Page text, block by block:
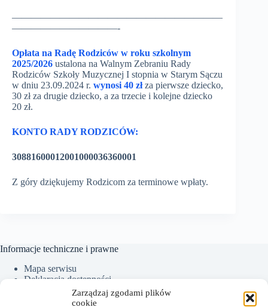
Zarządzaj zgodami plików
cookie
——————————————————————
———————————-
Opłata na Radę Rodziców w roku szkolnym
2025/2026 ustalona na Walnym Zebraniu Rady
Rodziców Szkoły Muzycznej I stopnia w Starym Sączu
w dniu 23.09.2024 r. wynosi 40 złza pierwsze dziecko,
30 zł za drugie dziecko, a za trzecie i kolejne dziecko
20 zł.
KONTO RADY RODZICÓW:
30881600012001000036360001
Z góry dziękujemy Rodzicom za terminowe wpłaty.
Informacje techniczne i prawne
Mapa serwisu
Deklaracja dostępności
Ochrona Danych Osobowych
Polityka plików cookies (EU)